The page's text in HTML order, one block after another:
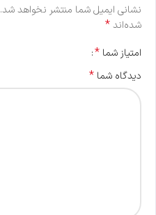
نشانی ایمیل شما منتشر نخواهد شد.
شده‌اند*
امتیاز شما *
دیدگاه شما *